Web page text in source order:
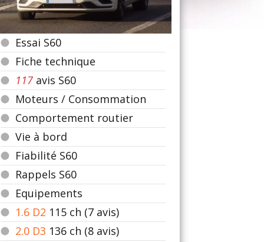
Essai S60
Fiche technique
117 avis S60
Moteurs / Consommation
Comportement routier
Vie à bord
Fiabilité S60
Rappels S60
Equipements
1.6 D2 115 ch (7 avis)
2.0 D3 136 ch (8 avis)